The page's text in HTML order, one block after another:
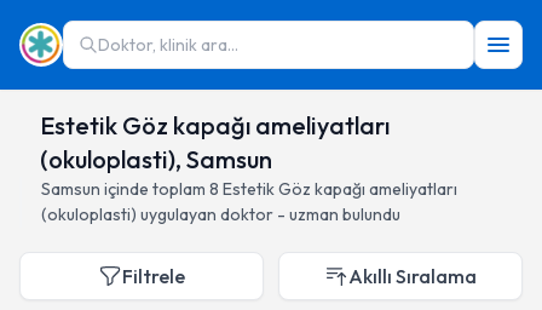
Doktor, klinik ara...
Estetik Göz kapağı ameliyatları
(okuloplasti), Samsun
Samsun içinde toplam 8 Estetik Göz kapağı ameliyatları
(okuloplasti) uygulayan doktor - uzman bulundu
Filtrele Akıllı Sıralama